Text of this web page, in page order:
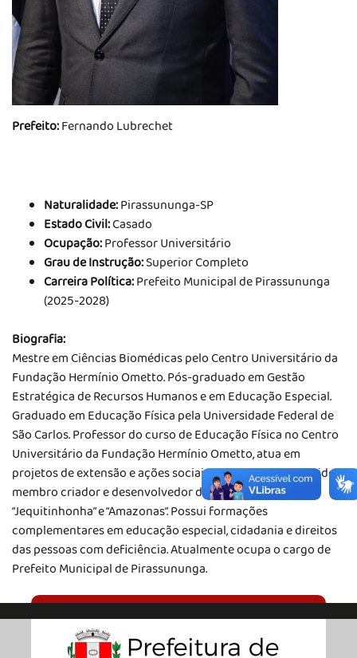
Prefeito:Fernando Lubrechet
Naturalidade:Pirassununga-SP
Estado Civil:Casado
Ocupação:Professor Universitário
Grau de Instrução:Superior Completo
Carreira Política:Prefeito Municipal de Pirassununga
(2025-2028)
Biografia:
Mestre em Ciências Biomédicas pelo Centro Universitário da
Fundação Hermínio Ometto. Pós-graduado em Gestão
Estratégica de Recursos Humanos e em Educação Especial.
Graduado em Educação Física pela Universidade Federal de
São Carlos. Professor do curso de Educação Física no Centro
Universitário da Fundação Hermínio Ometto, atua em
projetos de extensão e ações sociais desde 1994, tendo sido
membro criador e desenvolvedor dos projetos
“Jequitinhonha” e “Amazonas”. Possui formações
complementares em educação especial, cidadania e direitos
das pessoas com deficiência. Atualmente ocupa o cargo de
Prefeito Municipal de Pirassununga.